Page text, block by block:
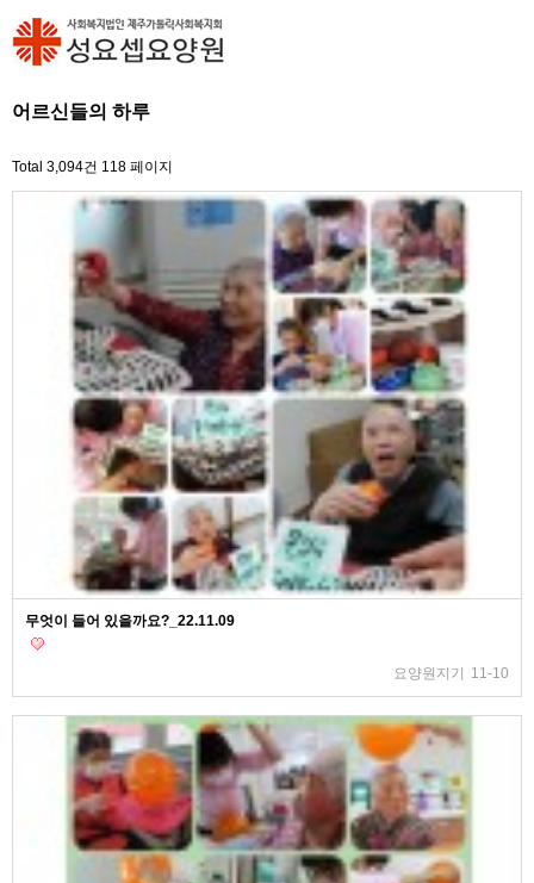
어르신들의 하루
Total 3,094건 118 페이지
무엇이 들어 있을까요?_22.11.09
요양원지기 11-10